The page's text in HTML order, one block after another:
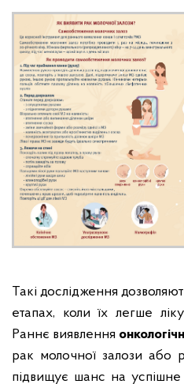
Такі дослідження
етапах, коли їх легше
Раннє виявлення
рак молочної залози або
підвищує шанс на успішне